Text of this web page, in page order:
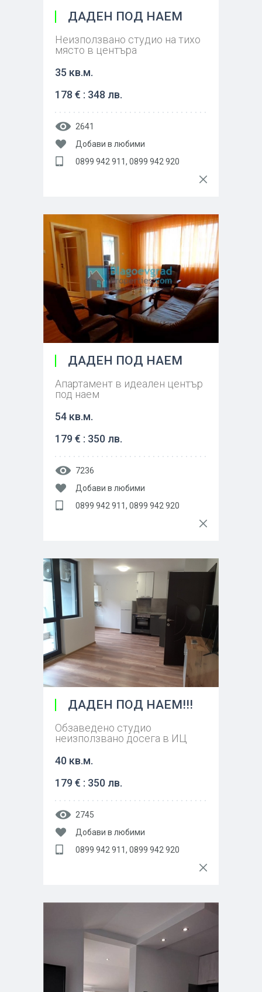
ДАДЕН ПОД НАЕМ
Неизползвано студио на тихо
място в центъра
35 кв.м.
178 € : 348 лв.
2641
Добави в любими
0899 942 911, 0899 942 920
ДАДЕН ПОД НАЕМ
Апартамент в идеален център
под наем
54 кв.м.
179 € : 350 лв.
7236
Добави в любими
0899 942 911, 0899 942 920
ДАДЕН ПОД НАЕМ!!!
Обзаведено студио
неизползвано досега в ИЦ
40 кв.м.
179 € : 350 лв.
2745
Добави в любими
0899 942 911, 0899 942 920